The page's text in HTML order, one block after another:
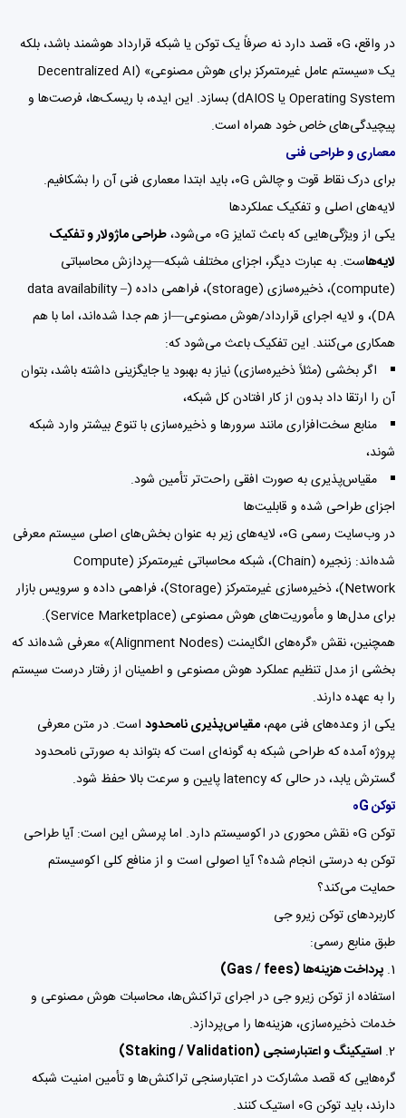
در واقع، ۰G قصد دارد نه صرفاً یک توکن یا شبکه قرارداد هوشمند باشد، بلکه
یک «سیستم عامل غیرمتمرکز برای هوش مصنوعی» (Decentralized AI
Operating System یا dAIOS) بسازد. این ایده، با ریسک‌ها، فرصت‌ها و
پیچیدگی‌های خاص خود همراه است.
معماری و طراحی فنی
برای درک نقاط قوت و چالش ۰G، باید ابتدا معماری فنی آن را بشکافیم.
لایه‌های اصلی و تفکیک عملکردها
یکی از ویژگی‌هایی که باعث تمایز ۰G می‌شود،
طراحی ماژولار و تفکیک
لایه‌هاست. به عبارت دیگر، اجزای مختلف شبکه—پردازش محاسباتی
(compute)، ذخیره‌سازی (storage)، فراهمی داده (data availability –
DA)، و لایه اجرای قرارداد/هوش مصنوعی—از هم جدا شده‌اند، اما با هم
همکاری می‌کنند. این تفکیک باعث می‌شود که:
اگر بخشی (مثلاً ذخیره‌سازی) نیاز به بهبود یا جایگزینی داشته باشد، بتوان
آن را ارتقا داد بدون از کار افتادن کل شبکه،
منابع سخت‌افزاری مانند سرورها و ذخیره‌سازی با تنوع بیشتر وارد شبکه
شوند،
مقیاس‌پذیری به صورت افقی راحت‌تر تأمین شود.
اجزای طراحی شده و قابلیت‌ها
در وب‌سایت رسمی ۰G، لایه‌های زیر به عنوان بخش‌های اصلی سیستم معرفی
شده‌اند: زنجیره (Chain)، شبکه محاسباتی غیرمتمرکز (Compute
Network)، ذخیره‌سازی غیرمتمرکز (Storage)، فراهمی داده و سرویس بازار
برای مدل‌ها و مأموریت‌های هوش مصنوعی (Service Marketplace).
همچنین، نقش «گره‌های الگایمنت (Alignment Nodes)» معرفی شده‌اند که
بخشی از مدل تنظیم عملکرد هوش مصنوعی و اطمینان از رفتار درست سیستم
را به عهده دارند.
یکی از وعده‌های فنی مهم،مقیاس‌پذیری نامحدود است. در متن معرفی
پروژه آمده که طراحی شبکه به گونه‌ای است که بتواند به صورتی نامحدود
گسترش یابد، در حالی که latency پایین و سرعت بالا حفظ شود.
توکن 0G
توکن ۰G نقش محوری در اکوسیستم دارد. اما پرسش این است: آیا طراحی
توکن به درستی انجام شده؟ آیا اصولی است و از منافع کلی اکوسیستم
حمایت می‌کند؟
کاربردهای توکن زیرو جی
طبق منابع رسمی:
پرداخت هزینه‌ها (Gas / fees)
استفاده از توکن زیرو جی در اجرای تراکنش‌ها، محاسبات هوش مصنوعی و
خدمات ذخیره‌سازی، هزینه‌ها را می‌پردازد.
استیکینگ و اعتبارسنجی (Staking / Validation)
گره‌هایی که قصد مشارکت در اعتبارسنجی تراکنش‌ها و تأمین امنیت شبکه
دارند، باید توکن ۰G استیک کنند.